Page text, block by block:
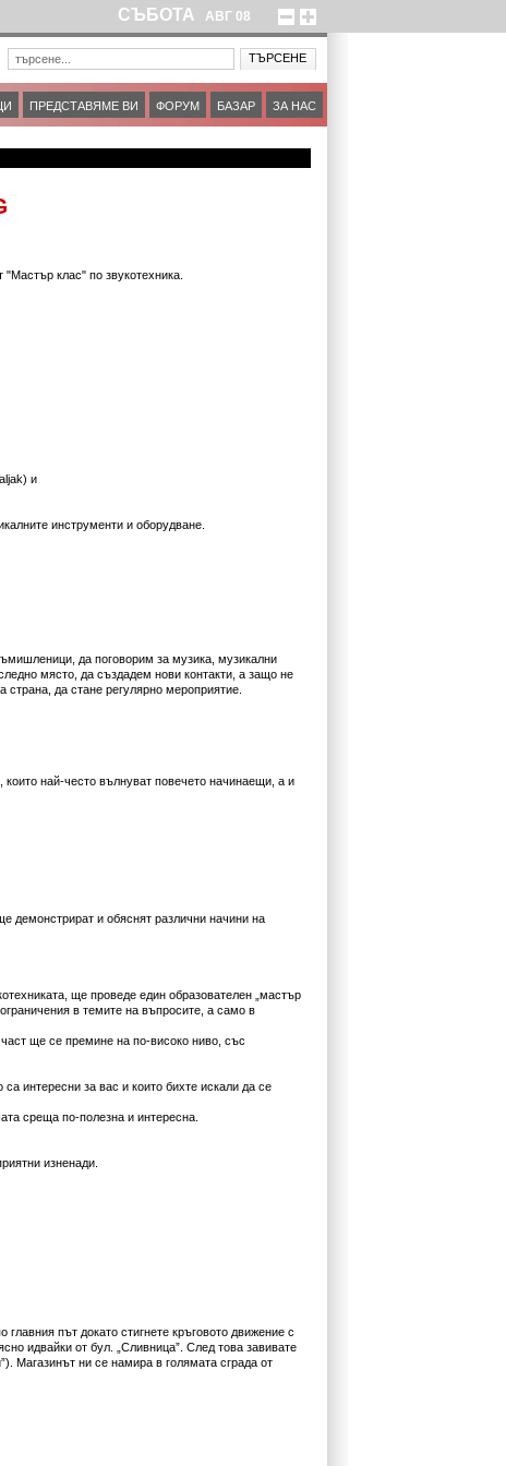
СЪБОТА АВГ 08
ПРЕДСТАВЯМЕ ВИ ФОРУМ БАЗАР ЗА НАС
клас" по звукотехника.
и
инструменти и оборудване.
да поговорим за музика, музикални
място, да създадем нови контакти, а защо не
да стане регулярно мероприятие.
най-често вълнуват повечето начинаещи, а и
демонстрират и обяснят различни начини на
ще проведе един образователен „мастър
в темите на въпросите, а само в
ще се премине на по-високо ниво, със
интересни за вас и които бихте искали да се
среща по-полезна и интересна.
изненади.
път докато стигнете кръговото движение с
идвайки от бул. „Сливница”. След това завивате
Магазинът ни се намира в голямата сграда от